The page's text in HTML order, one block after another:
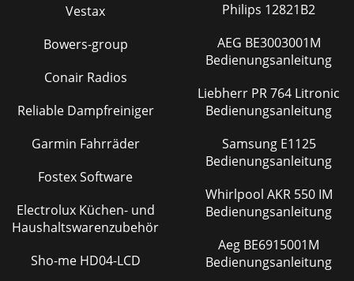
Vestax
Bowers-group
Conair Radios
Reliable Dampfreiniger
Garmin Fahrräder
Fostex Software
Electrolux Küchen- und
Haushaltswarenzubehör
Sho-me HD04-LCD
Philips 12821B2
AEG BE3003001M
Bedienungsanleitung
Liebherr PR 764 Litronic
Bedienungsanleitung
Samsung E1125
Bedienungsanleitung
Whirlpool AKR 550 IM
Bedienungsanleitung
Aeg BE6915001M
Bedienungsanleitung